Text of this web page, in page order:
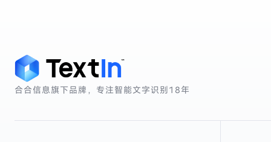
合合信息旗下品牌，专注智能文字识别18年